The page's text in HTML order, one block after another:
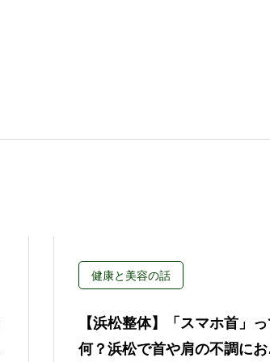
健康と美容の話
【浜松整体】「スマホ首」
何？浜松で首や肩の不調に